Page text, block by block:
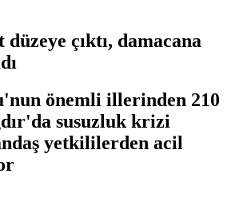
çıktı, damacana
önemli illerinden 210
susuzluk krizi
yetkililerden acil